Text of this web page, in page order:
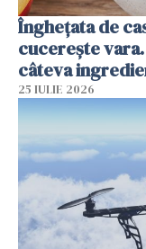
Înghețata de
cucerește
câteva
25 IULIE 2026